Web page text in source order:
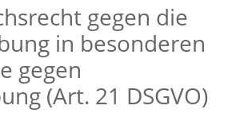
gegen die
in besonderen
gegen
(Art. 21 DSGVO)